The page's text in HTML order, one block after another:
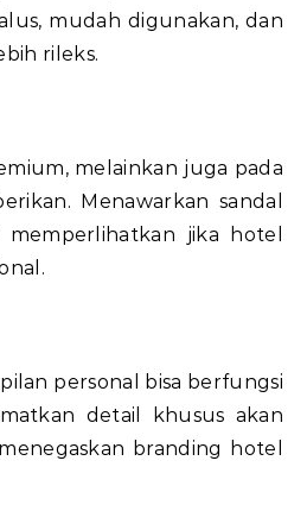
mudah digunakan, dan
rileks.
melainkan juga pada
Menawarkan sandal
jika hotel
personal bisa berfungsi
detail khusus akan
branding hotel